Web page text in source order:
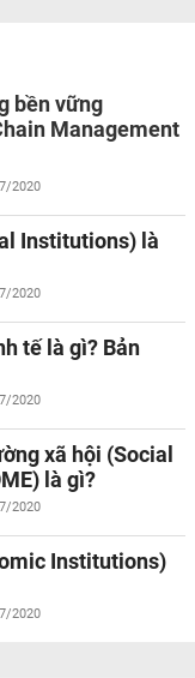
bền vững
Management
2020
Institutions) là
2020
tế là gì? Bản
2020
xã hội (Social
là gì?
2020
Institutions)
2020